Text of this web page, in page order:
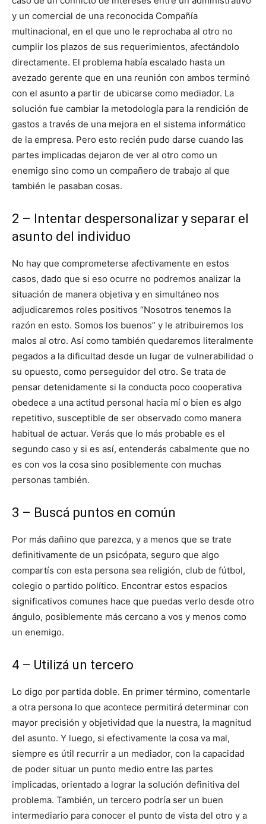
y un comercial de una reconocida Compañía
multinacional, en el que uno le reprochaba al otro no
cumplir los plazos de sus requerimientos, afectándolo
directamente. El problema había escalado hasta un
avezado gerente que en una reunión con ambos terminó
con el asunto a partir de ubicarse como mediador. La
solución fue cambiar la metodología para la rendición de
gastos a través de una mejora en el sistema informático
de la empresa. Pero esto recién pudo darse cuando las
partes implicadas dejaron de ver al otro como un
enemigo sino como un compañero de trabajo al que
también le pasaban cosas.
2 – Intentar despersonalizar y separar el
asunto del individuo
No hay que comprometerse afectivamente en estos
casos, dado que si eso ocurre no podremos analizar la
situación de manera objetiva y en simultáneo nos
adjudicaremos roles positivos “Nosotros tenemos la
razón en esto. Somos los buenos” y le atribuiremos los
malos al otro. Así como también quedaremos literalmente
pegados a la dificultad desde un lugar de vulnerabilidad o
su opuesto, como perseguidor del otro. Se trata de
pensar detenidamente si la conducta poco cooperativa
obedece a una actitud personal hacia mí o bien es algo
repetitivo, susceptible de ser observado como manera
habitual de actuar. Verás que lo más probable es el
segundo caso y si es así, entenderás cabalmente que no
es con vos la cosa sino posiblemente con muchas
personas también.
3 – Buscá puntos en común
Por más dañino que parezca, y a menos que se trate
definitivamente de un psicópata, seguro que algo
compartís con esta persona sea religión, club de fútbol,
colegio o partido político. Encontrar estos espacios
significativos comunes hace que puedas verlo desde otro
ángulo, posiblemente más cercano a vos y menos como
un enemigo.
4 – Utilizá un tercero
Lo digo por partida doble. En primer término, comentarle
a otra persona lo que acontece permitirá determinar con
mayor precisión y objetividad que la nuestra, la magnitud
del asunto. Y luego, si efectivamente la cosa va mal,
siempre es útil recurrir a un mediador, con la capacidad
de poder situar un punto medio entre las partes
implicadas, orientado a lograr la solución definitiva del
problema. También, un tercero podría ser un buen
intermediario para conocer el punto de vista del otro y a